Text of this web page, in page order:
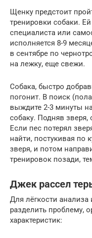
Щенку предстоит
тренировки собаки.
специалиста или
исполняется 8-9
в сентябре по
на лежку, еще свежи.
Собака, быстро
погонит. В поиск
выждите 2-3 минуты
собаку. Подняв зверя,
Если пес потерял
найти, постукивая по
зверя, и потом
тренировок позади,
Джек рассел
Для лёгкости анализа
разделить проблему,
характеристик: